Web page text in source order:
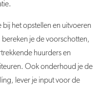
bij het opstellen en uitvoeren
bereken je de voorschotten,
huurders en
Ook onderhoud je de
lever je input voor de